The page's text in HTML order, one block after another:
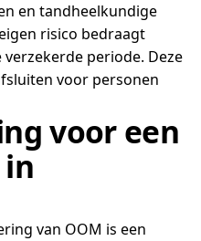
en tandheelkundige
risico bedraagt
periode. Deze
voor personen
voor een
van OOM is een